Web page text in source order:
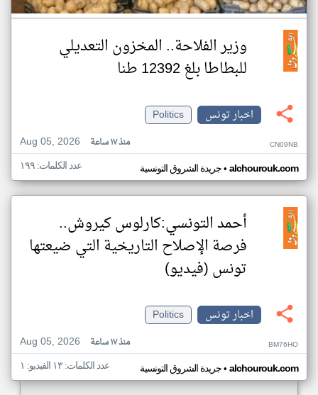
وزير الفلاحة.. المخزون التعديلي
للبطاطا بلغ 12392 طنا
اخبار تونس
Politics
Aug 05, 2026
منذ ١٧ ساعة CN09NB
جريدة الشروق التونسية• alchourouk.com عدد الكلمات: ١٩٩
أحمد التونسي:كارلوس كيروش..
فرصة الإصلاح التاريخية التي ضيعتها
تونس (فيديو)
اخبار تونس
Politics
Aug 05, 2026
منذ ١٧ ساعة BM76HO
جريدة الشروق التونسية• alchourouk.com عدد الكلمات: ١٣ الفيديو: ١